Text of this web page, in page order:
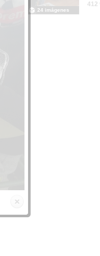
24 imágenes
412